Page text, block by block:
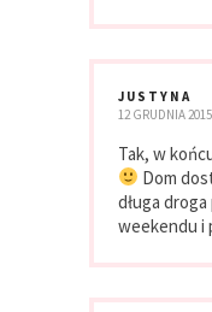
JUSTYNA
12 GRUDNIA 2015
Tak, w
Dom
długa
weekendu i